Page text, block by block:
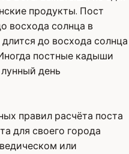
продукты. Пост
восхода солнца в
до восхода солнца
постные кадыши
день
правил расчёта поста
для своего города
или